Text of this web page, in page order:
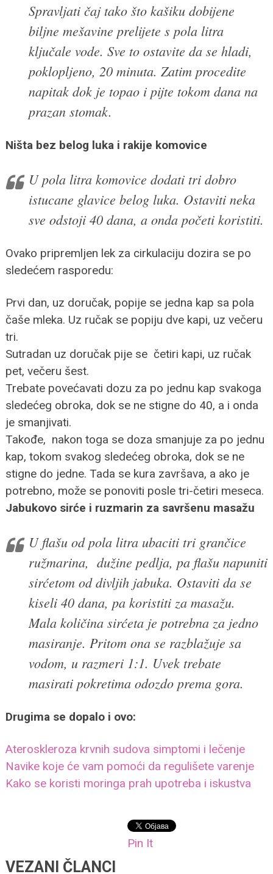
Spravljati čaj tako što kašiku dobijene
biljne mešavine prelijete s pola litra
ključale vode. Sve to ostavite da se hladi,
poklopljeno, 20 minuta. Zatim procedite
napitak dok je topao i pijte tokom dana na
prazan stomak.
Ništa bez belog luka i rakije komovice
U pola litra komovice dodati tri dobro
istucane glavice belog luka. Ostaviti neka
sve odstoji 40 dana, a onda početi koristiti.
Ovako pripremljen lek za cirkulaciju dozira se po
sledećem rasporedu:
Prvi dan, uz doručak, popije se jedna kap sa pola
čaše mleka. Uz ručak se popiju dve kapi, uz večeru
tri.
Sutradan uz doručak pije se četiri kapi, uz ručak
pet, večeru šest.
Trebate povećavati dozu za po jednu kap svakoga
sledećeg obroka, dok se ne stigne do 40, a i onda
je smanjivati.
Takođe, nakon toga se doza smanjuje za po jednu
kap, tokom svakog sledećeg obroka, dok se ne
stigne do jedne. Tada se kura završava, a ako je
potrebno, može se ponoviti posle tri-četiri meseca.
Jabukovo sirće i ruzmarin za savršenu masažu
U flašu od pola litra ubaciti tri grančice
ružmarina, dužine pedlja, pa flašu napuniti
sirćetom od divljih jabuka. Ostaviti da se
kiseli 40 dana, pa koristiti za masažu.
Mala količina sirćeta je potrebna za jedno
masiranje. Pritom ona se razblažuje sa
vodom, u razmeri 1:1. Uvek trebate
masirati pokretima odozdo prema gora.
Drugima se dopalo i ovo:
Ateroskleroza krvnih sudova simptomi i lečenje
Navike koje će vam pomoći da regulišete varenje
Kako se koristi moringa prah upotreba i iskustva
Pin It
VEZANI ČLANCI